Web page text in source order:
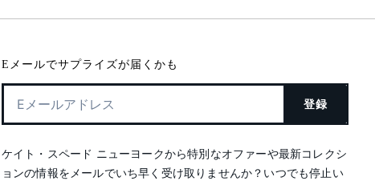
Eメールでサプライズが届くかも
登録
ケイト・スペード ニューヨークから特別なオファーや最新コレクシ
ョンの情報をメールでいち早く受け取りませんか？いつでも停止い